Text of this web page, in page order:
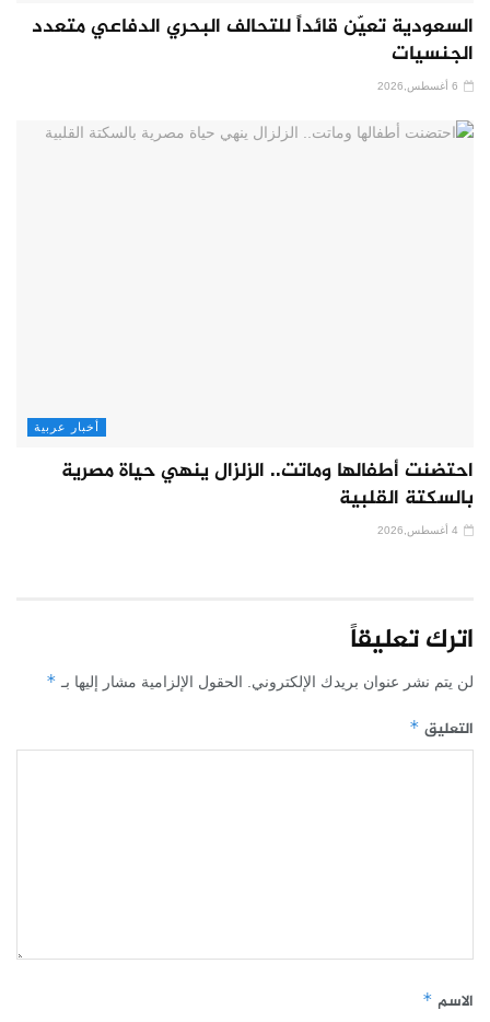
السعودية تعيّن قائداً للتحالف البحري الدفاعي متعدد
الجنسيات
أخبار عربية
احتضنت أطفالها وماتت.. الزلزال ينهي حياة مصرية
بالسكتة القلبية
اترك تعليقاً
لن يتم نشر عنوان بريدك الإلكتروني. الحقول الإلزامية مشار إليها بـ *
التعليق *
الاسم *